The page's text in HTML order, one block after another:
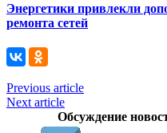
Энергетики привлекли
ремонта сетей
Previous article
Next article
Обсуждение